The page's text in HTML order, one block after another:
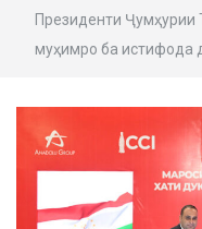
Президенти Ҷумҳурии
муҳимро ба истифода